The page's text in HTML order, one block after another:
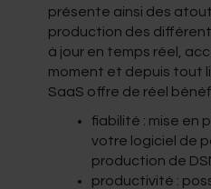
présente ainsi des
production des
à jour en temps réel,
moment et depuis tout
SaaS offre de réel
fiabilité : mise en
votre logiciel de
production de
productivité :